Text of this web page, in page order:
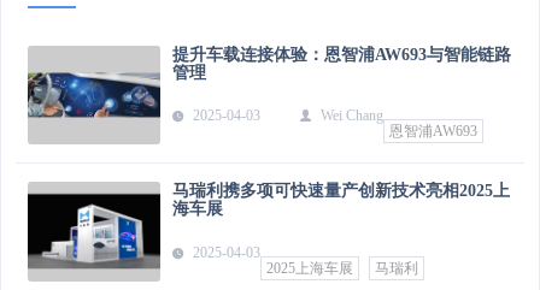
提升车载连接体验：恩智浦AW693与智能链路
管理
2025-04-03
Wei Chang
恩智浦AW693
马瑞利携多项可快速量产创新技术亮相2025上
海车展
2025-04-03
2025上海车展
马瑞利